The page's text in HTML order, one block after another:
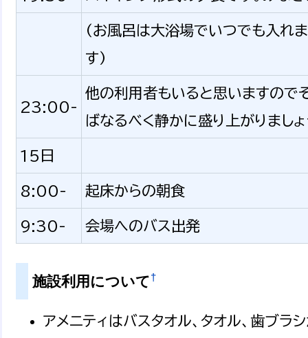
(お風呂は大浴場でいつでも入れ
す)
23:00-
他の利用者もいると思いますので
ばなるべく静かに盛り上がりましょ
15日
8:00- 起床からの朝食
9:30- 会場へのバス出発
施設利用について†
アメニティはバスタオル、タオル、歯ブラ